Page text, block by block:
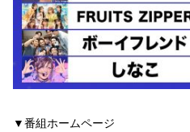
▼番組ホームページ